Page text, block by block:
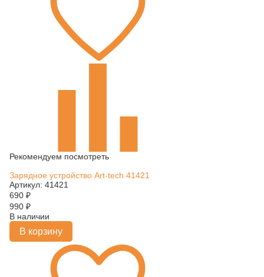
Рекомендуем посмотреть
Зарядное устройство Art-tech 41421
Артикул: 41421
690 ₽
990 ₽
В наличии
В корзину